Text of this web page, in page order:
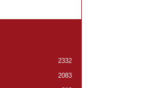
2332
2083